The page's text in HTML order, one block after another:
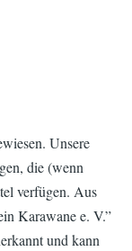
Unsere
die (wenn
verfügen. Aus
Karawane e. V.”
und kann